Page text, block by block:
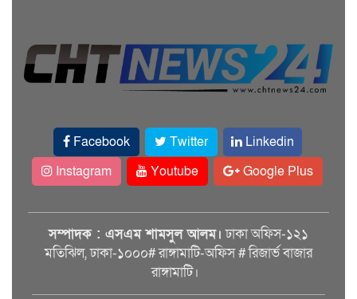
Facebook Twitter
Linkedin
Instagram
Youtube Google Plus
সম্পাদক : এসএম শামসুল আলম। ঢাকা অফিস-১২১
মতিঝিল, ঢাকা-১০০০# রাঙ্গামাটি-অফিস # রিজার্ভ বাজার
রাঙ্গামাটি।